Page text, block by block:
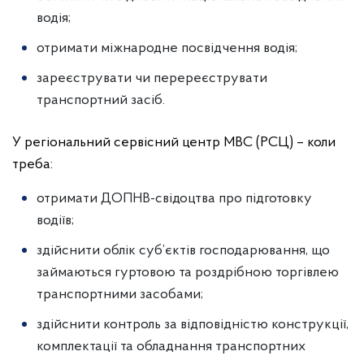
водія;
отримати міжнародне посвідчення водія;
зареєструвати чи перереєструвати
транспортний засіб.
У регіональний сервісний центр МВС (РСЦ) – коли
треба:
отримати ДОПНВ-свідоцтва про підготовку
водіїв;
здійснити облік суб’єктів господарювання, що
займаються гуртовою та роздрібною торгівлею
транспортними засобами;
здійснити контроль за відповідністю конструкції,
комплектації та обладнання транспортних